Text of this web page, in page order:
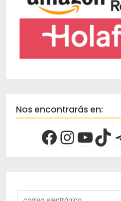
Nos encontrarás en: